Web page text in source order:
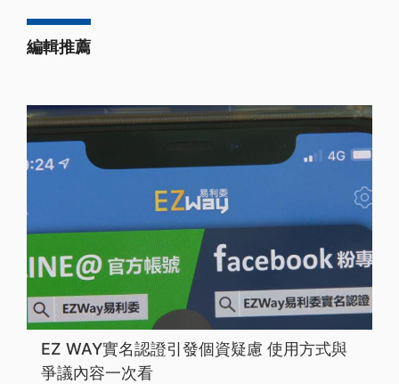
編輯推薦
EZ WAY實名認證引發個資疑慮 使用方式與
爭議內容一次看